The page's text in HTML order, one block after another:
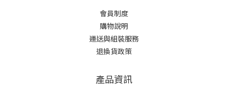
會員制度
購物說明
運送與組裝服務
退換貨政策
產品資訊